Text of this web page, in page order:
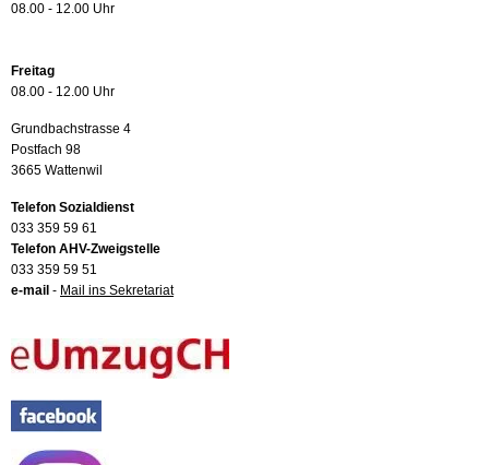
08.00 - 12.00 Uhr
Freitag
08.00 - 12.00 Uhr
Grundbachstrasse 4
Postfach 98
3665 Wattenwil
Telefon Sozialdienst
033 359 59 61
Telefon AHV-Zweigstelle
033 359 59 51
e-mail - Mail ins Sekretariat